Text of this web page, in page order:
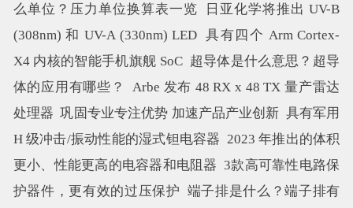
么单位？压力单位换算表一览
日亚化学将推出 UV-B
(308nm) 和 UV-A (330nm) LED 具有四个 Arm Cortex-
X4 内核的智能手机旗舰 SoC 超导体是什么意思？超导
体的应用有哪些？
Arbe 发布 48 RX x 48 TX 量产雷达
处理器 巩固专业专注优势 加速产品产业创新 具有军用
H 级冲击/振动性能的湿式钽电容器 2023 年推出的体积
更小、性能更高的电容器和电阻器 3款高可靠性电路保
护器件，更有效的过压保护 端子排是什么？端子排有